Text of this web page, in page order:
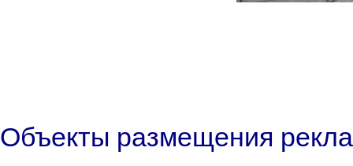
Объекты размещения